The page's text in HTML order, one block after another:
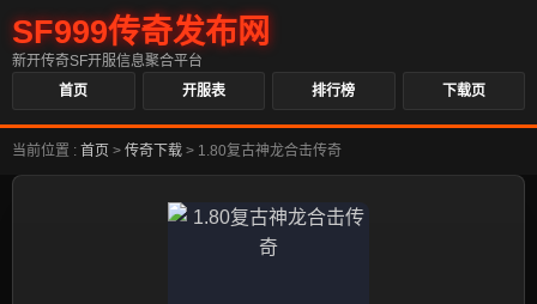
SF999传奇发布网
新开传奇SF开服信息聚合平台
首页
开服表 排行榜 下载页
当前位置 : 首页 > 传奇下载 > 1.80复古神龙合击传奇